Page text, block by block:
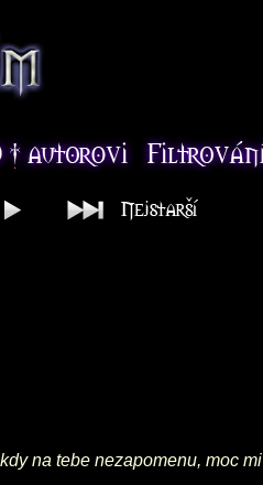
na tebe nezapomenu, moc